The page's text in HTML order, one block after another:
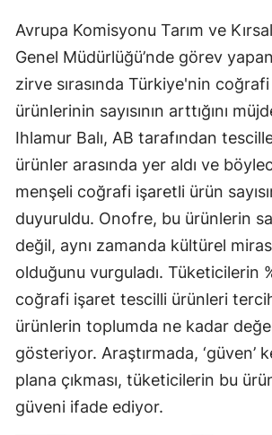
Avrupa Komisyonu Tarım ve
Genel Müdürlüğü’nde görev
zirve sırasında Türkiye'nin
ürünlerinin sayısının arttığını
Ihlamur Balı, AB tarafından
ürünler arasında yer aldı ve
menşeli coğrafi işaretli ürün
duyuruldu. Onofre, bu ürünlerin
değil, aynı zamanda kültürel
olduğunu vurguladı. Tüketicilerin
coğrafi işaret tescilli ürünleri
ürünlerin toplumda ne kadar
gösteriyor. Araştırmada, ‘güven’
plana çıkması, tüketicilerin bu
güveni ifade ediyor.